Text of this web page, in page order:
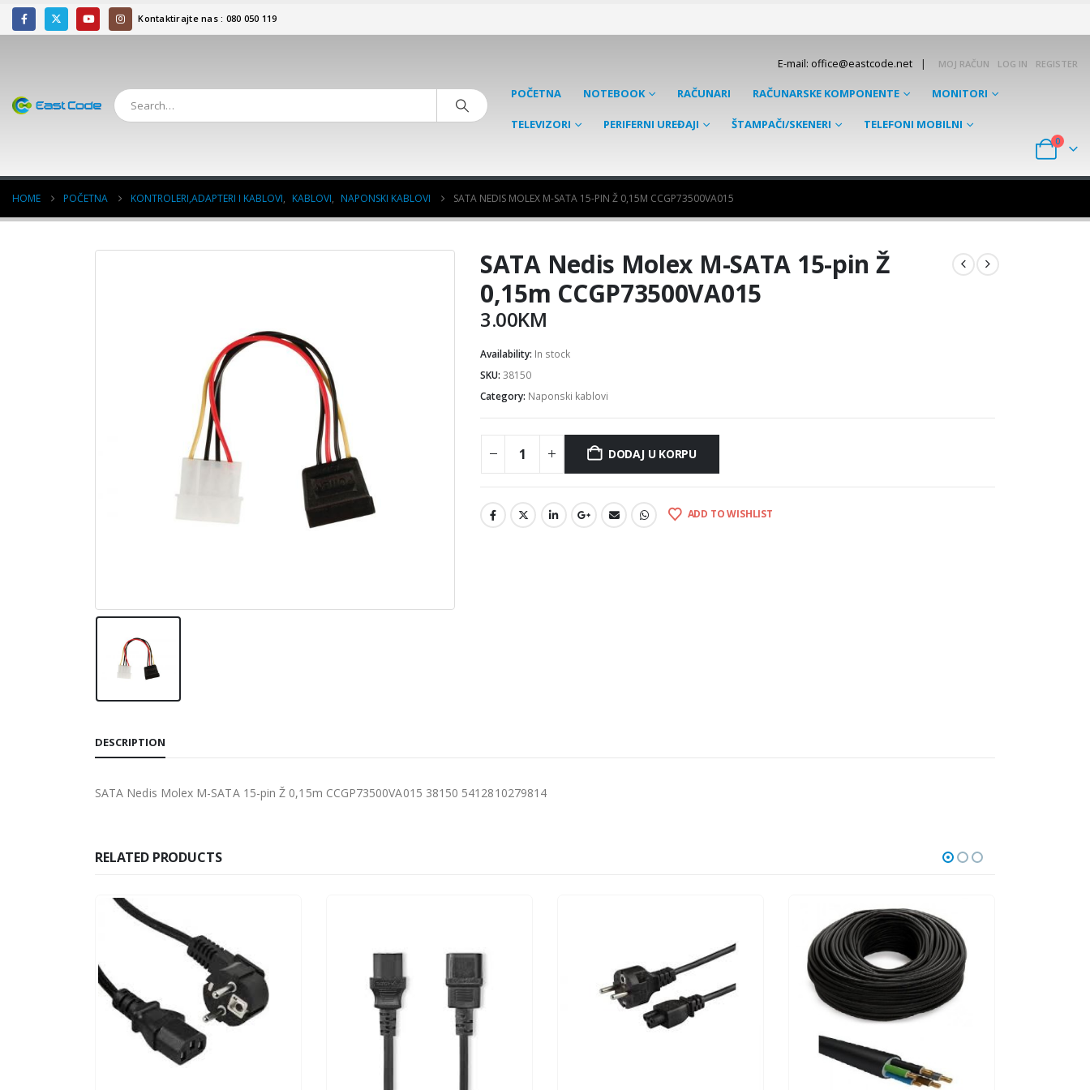
Kontaktirajte nas : 080 050 119
E-mail: office@eastcode.net | MOJ RAČUN LOG IN REGISTER
POČETNA NOTEBOOK RAČUNARI RAČUNARSKE KOMPONENTE MONITORI
TELEVIZORI PERIFERNI UREĐAJI ŠTAMPAČI/SKENERI TELEFONI MOBILNI
0
HOME POČETNA KONTROLERI,ADAPTERI I KABLOVI, KABLOVI, NAPONSKI KABLOVI SATA NEDIS MOLEX M-SATA 15-PIN Ž 0,15M CCGP73500VA015
SATA Nedis Molex M-SATA 15-pin Ž
0,15m CCGP73500VA015
3.00KM
Availability: In stock
SKU: 38150
Category: Naponski kablovi
DODAJ U KORPU
ADD TO WISHLIST
DESCRIPTION
SATA Nedis Molex M-SATA 15-pin Ž 0,15m CCGP73500VA015 38150 5412810279814
RELATED PRODUCTS